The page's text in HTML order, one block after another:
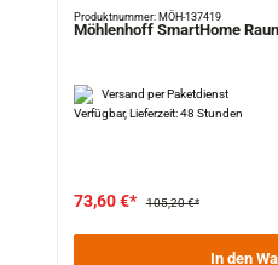
Produktnummer: MÖH-137419
Möhlenhoff SmartHome
Versand per Paketdienst
Verfügbar, Lieferzeit: 48 Stunden
73,60 €* 105,20 €*
In den